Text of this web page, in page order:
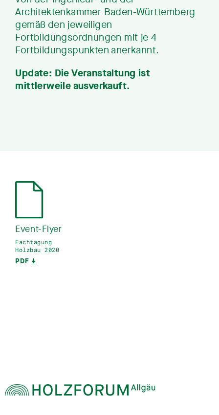
Architektenkammer Baden-Württemberg
gemäß den jeweiligen
Fortbildungsordnungen mit je 4
Fortbildungspunkten anerkannt.
Update: Die Veranstaltung ist
mittlerweile ausverkauft.
Event-Flyer
Fachtagung
Holzbau 2020
PDF ↓